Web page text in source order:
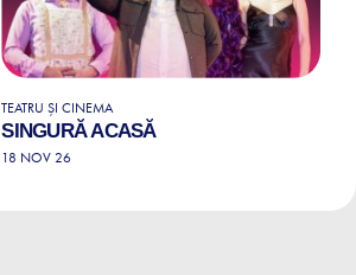
TEATRU ȘI CINEMA
SINGURĂ ACASĂ
18 NOV 26